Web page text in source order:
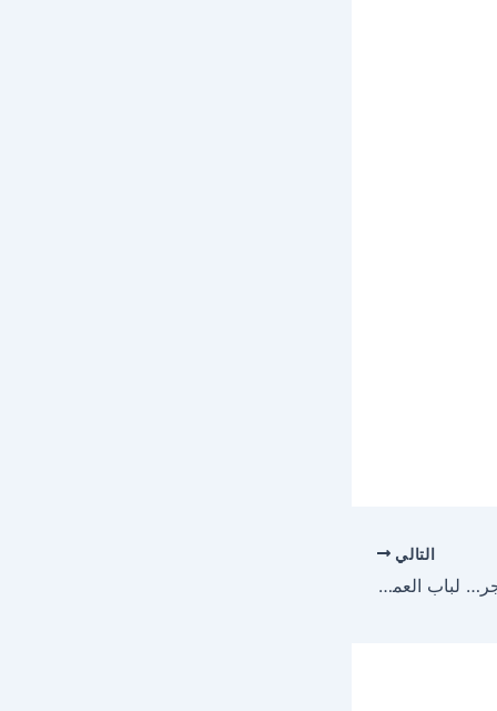
التالي
“من رسالة على الماسنجر… لباب العميل! نظام يربط الماسنجر بالشحن تلقائيًا!”